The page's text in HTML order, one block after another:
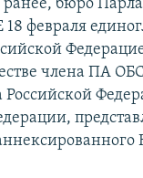
ранее, бюро
февраля
члена ПА